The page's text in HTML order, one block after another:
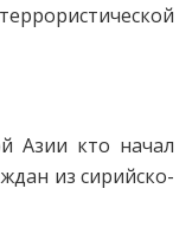
Азии кто начал
из сирийско-